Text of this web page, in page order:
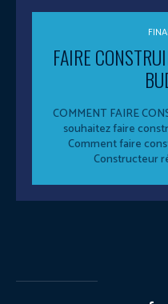
FAIRE
COMMENT FAIRE
souhaitez faire
Comment faire
Constructeur